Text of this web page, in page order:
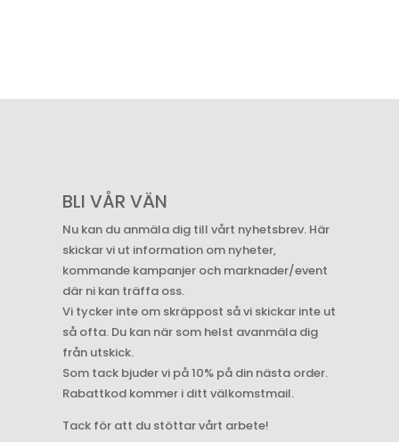
BLI VÅR VÄN
Nu kan du anmäla dig till vårt nyhetsbrev. Här
skickar vi ut information om nyheter,
kommande kampanjer och marknader/event
där ni kan träffa oss.
Vi tycker inte om skräppost så vi skickar inte ut
så ofta. Du kan när som helst avanmäla dig
från utskick.
Som tack bjuder vi på 10% på din nästa order.
Rabattkod kommer i ditt välkomstmail.
Tack för att du stöttar vårt arbete!